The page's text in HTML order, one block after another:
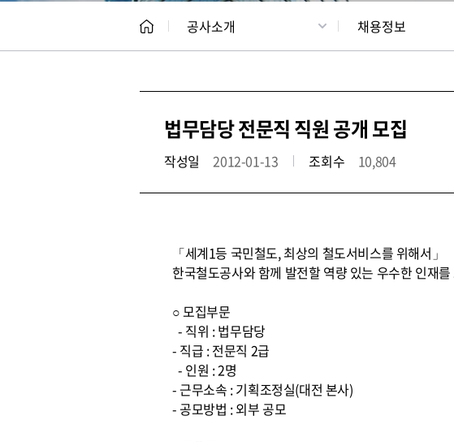
공사소개 채용정보
법무담당 전문직 직원 공개 모집
작성일 2012-01-13 조회수 10,804
「세계1등 국민철도, 최상의 철도서비스를 위해서」
한국철도공사와 함께 발전할 역량 있는 우수한 인재
○ 모집부문
- 직위 : 법무담당
- 직급 : 전문직 2급
- 인원 : 2명
- 근무소속 : 기획조정실(대전 본사)
- 공모방법 : 외부 공모